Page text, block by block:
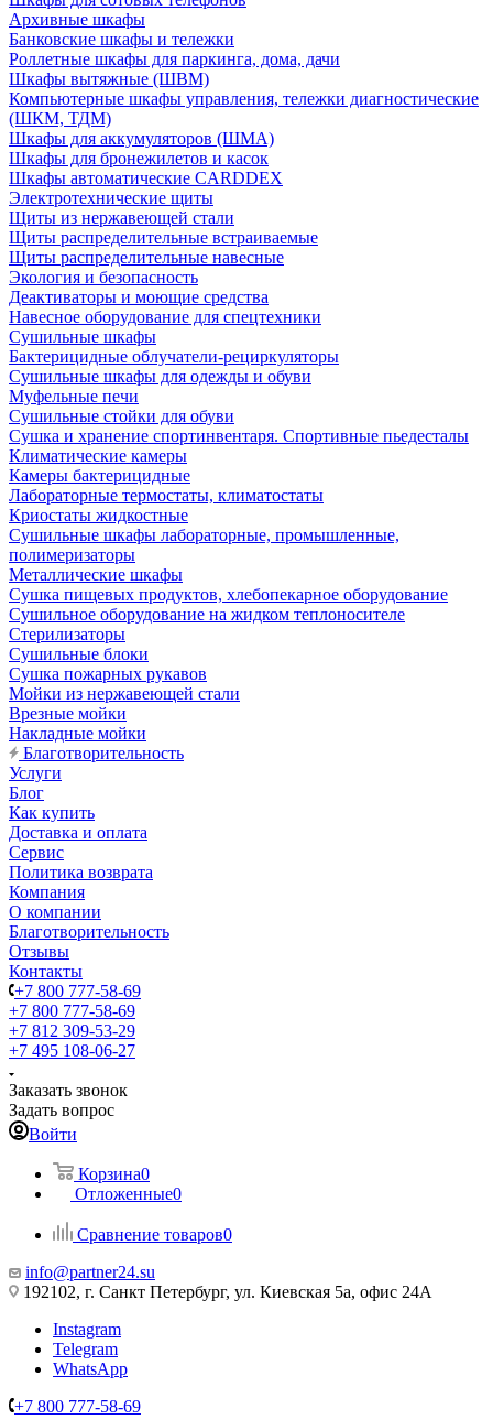
Архивные шкафы
Банковские шкафы и тележки
Роллетные шкафы для паркинга, дома, дачи
Шкафы вытяжные (ШВМ)
Компьютерные шкафы управления, тележки диагностические
(ШКМ, ТДМ)
Шкафы для аккумуляторов (ШМА)
Шкафы для бронежилетов и касок
Шкафы автоматические CARDDEX
Электротехнические щиты
Щиты из нержавеющей стали
Щиты распределительные встраиваемые
Щиты распределительные навесные
Экология и безопасность
Деактиваторы и моющие средства
Навесное оборудование для спецтехники
Сушильные шкафы
Бактерицидные облучатели-рециркуляторы
Сушильные шкафы для одежды и обуви
Муфельные печи
Сушильные стойки для обуви
Сушка и хранение спортинвентаря. Спортивные пьедесталы
Климатические камеры
Камеры бактерицидные
Лабораторные термостаты, климатостаты
Криостаты жидкостные
Сушильные шкафы лабораторные, промышленные,
полимеризаторы
Металлические шкафы
Сушка пищевых продуктов, хлебопекарное оборудование
Сушильное оборудование на жидком теплоносителе
Стерилизаторы
Сушильные блоки
Сушка пожарных рукавов
Мойки из нержавеющей стали
Врезные мойки
Накладные мойки
Благотворительность
Услуги
Блог
Как купить
Доставка и оплата
Сервис
Политика возврата
Компания
О компании
Благотворительность
Отзывы
Контакты
+7 800 777-58-69
+7 800 777-58-69
+7 812 309-53-29
+7 495 108-06-27
Заказать звонок
Задать вопрос
Войти
Корзина0
Отложенные0
Сравнение товаров0
info@partner24.su
192102, г. Санкт Петербург, ул. Киевская 5а, офис 24А
Instagram
Telegram
WhatsApp
+7 800 777-58-69